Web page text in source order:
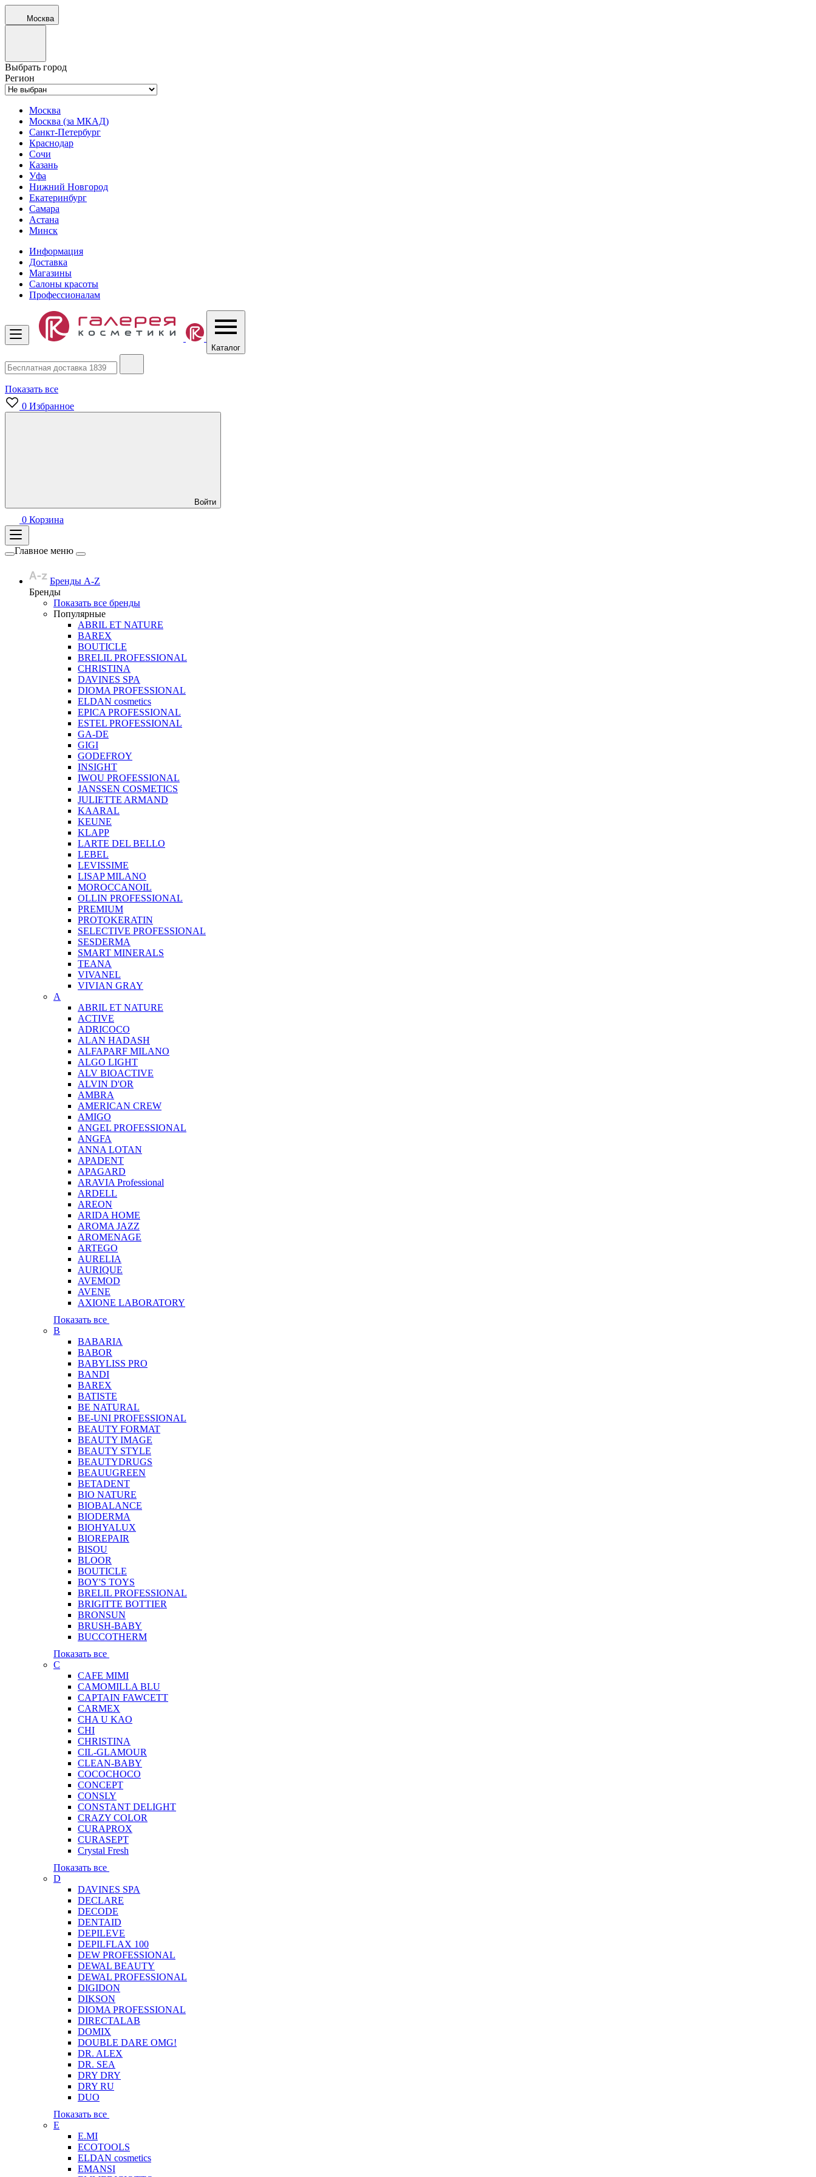
Москва
Выбрать город
Регион
Москва
Москва (за МКАД)
Санкт-Петербург
Краснодар
Сочи
Казань
Уфа
Нижний Новгород
Екатеринбург
Самара
Астана
Минск
Информация
Доставка
Магазины
Салоны красоты
Профессионалам
Каталог
Показать все
0 Избранное
Войти
0 Корзина
Главное меню
Бренды A-Z
Бренды
Показать все бренды
Популярные
ABRIL ET NATURE
BAREX
BOUTICLE
BRELIL PROFESSIONAL
CHRISTINA
DAVINES SPA
DIOMA PROFESSIONAL
ELDAN cosmetics
EPICA PROFESSIONAL
ESTEL PROFESSIONAL
GA-DE
GIGI
GODEFROY
INSIGHT
IWOU PROFESSIONAL
JANSSEN COSMETICS
JULIETTE ARMAND
KAARAL
KEUNE
KLAPP
LARTE DEL BELLO
LEBEL
LEVISSIME
LISAP MILANO
MOROCCANOIL
OLLIN PROFESSIONAL
PREMIUM
PROTOKERATIN
SELECTIVE PROFESSIONAL
SESDERMA
SMART MINERALS
TEANA
VIVANEL
VIVIAN GRAY
A
ABRIL ET NATURE
ACTIVE
ADRICOCO
ALAN HADASH
ALFAPARF MILANO
ALGO LIGHT
ALV BIOACTIVE
ALVIN D'OR
AMBRA
AMERICAN CREW
AMIGO
ANGEL PROFESSIONAL
ANGFA
ANNA LOTAN
APADENT
APAGARD
ARAVIA Professional
ARDELL
AREON
ARIDA HOME
AROMA JAZZ
AROMENAGE
ARTEGO
AURELIA
AURIQUE
AVEMOD
AVENE
AXIONE LABORATORY
Показать все
B
BABARIA
BABOR
BABYLISS PRO
BANDI
BAREX
BATISTE
BE NATURAL
BE-UNI PROFESSIONAL
BEAUTY FORMAT
BEAUTY IMAGE
BEAUTY STYLE
BEAUTYDRUGS
BEAUUGREEN
BETADENT
BIO NATURE
BIOBALANCE
BIODERMA
BIOHYALUX
BIOREPAIR
BISOU
BLOOR
BOUTICLE
BOY'S TOYS
BRELIL PROFESSIONAL
BRIGITTE BOTTIER
BRONSUN
BRUSH-BABY
BUCCOTHERM
Показать все
C
CAFE MIMI
CAMOMILLA BLU
CAPTAIN FAWCETT
CARMEX
CHA U KAO
CHI
CHRISTINA
CIL-GLAMOUR
CLEAN-BABY
COCOCHOCO
CONCEPT
CONSLY
CONSTANT DELIGHT
CRAZY COLOR
CURAPROX
CURASEPT
Crystal Fresh
Показать все
D
DAVINES SPA
DECLARE
DECODE
DENTAID
DEPILEVE
DEPILFLAX 100
DEW PROFESSIONAL
DEWAL BEAUTY
DEWAL PROFESSIONAL
DIGIDON
DIKSON
DIOMA PROFESSIONAL
DIRECTALAB
DOMIX
DOUBLE DARE OMG!
DR. ALEX
DR. SEA
DRY DRY
DRY RU
DUO
Показать все
E
E.MI
ECOTOOLS
ELDAN cosmetics
EMANSI